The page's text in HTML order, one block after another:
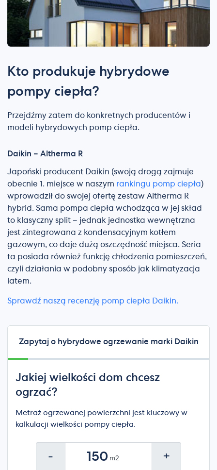
Kto produkuje hybrydowe
pompy ciepła?
Przejdźmy zatem do konkretnych producentów i
modeli hybrydowych pomp ciepła.
Daikin – Altherma R
Japoński producent Daikin (swoją drogą zajmuje
obecnie 1. miejsce w naszym rankingu pomp ciepła)
wprowadził do swojej ofertę zestaw Altherma R
hybrid. Sama pompa ciepła wchodząca w jej skład
to klasyczny split – jednak jednostka wewnętrzna
jest zintegrowana z kondensacyjnym kotłem
gazowym, co daje dużą oszczędność miejsca. Seria
ta posiada również funkcję chłodzenia pomieszczeń,
czyli działania w podobny sposób jak klimatyzacja
latem.
Sprawdź naszą recenzję pomp ciepła Daikin.
Zapytaj o hybrydowe ogrzewanie marki Daikin
Jakiej wielkości dom chcesz
ogrzać?
Metraż ogrzewanej powierzchni jest kluczowy w
kalkulacji wielkości pompy ciepła.
- +